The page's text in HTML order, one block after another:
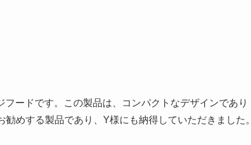
フードです。この製品は、コンパクトなデザインであり
めする製品であり、Y様にも納得していただきました。